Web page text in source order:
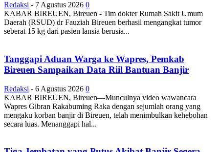
Redaksi - 7 Agustus 2026 0
KABAR BIREUEN, Bireuen - Tim dokter Rumah Sakit Umum
Daerah (RSUD) dr Fauziah Bireuen berhasil mengangkat tumor
seberat 15 kg dari pasien lansia berusia...
Tanggapi Aduan Warga ke Wapres, Pemkab
Bireuen Sampaikan Data Riil Bantuan Banjir
Redaksi - 6 Agustus 2026 0
KABAR BIREUEN, Bireuen—Munculnya video wawancara
Wapres Gibran Rakabuming Raka dengan sejumlah orang yang
mengaku korban banjir di Bireuen, telah menimbulkan kehebohan
secara luas. Menanggapi hal...